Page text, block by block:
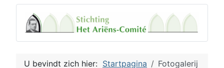
U bevindt zich hier: Startpagina Fotogalerij